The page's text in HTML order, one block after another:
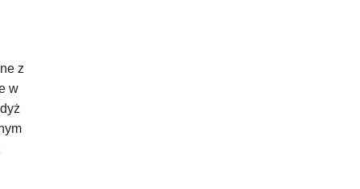
z
w